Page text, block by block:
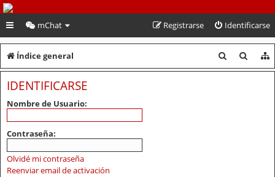
PeruVoley.com
mChat Identificarse
Registrarse
Índice general
u
u
IDENTIFICARSE
Nombre de Usuario:
Contraseña:
Olvidé mi contraseña
Reenviar email de activación